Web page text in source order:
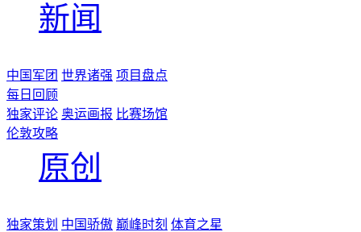
新闻
中国军团 世界诸强 项目盘点
每日回顾
独家评论 奥运画报 比赛场馆
伦敦攻略
原创
独家策划 中国骄傲 巅峰时刻 体育之星